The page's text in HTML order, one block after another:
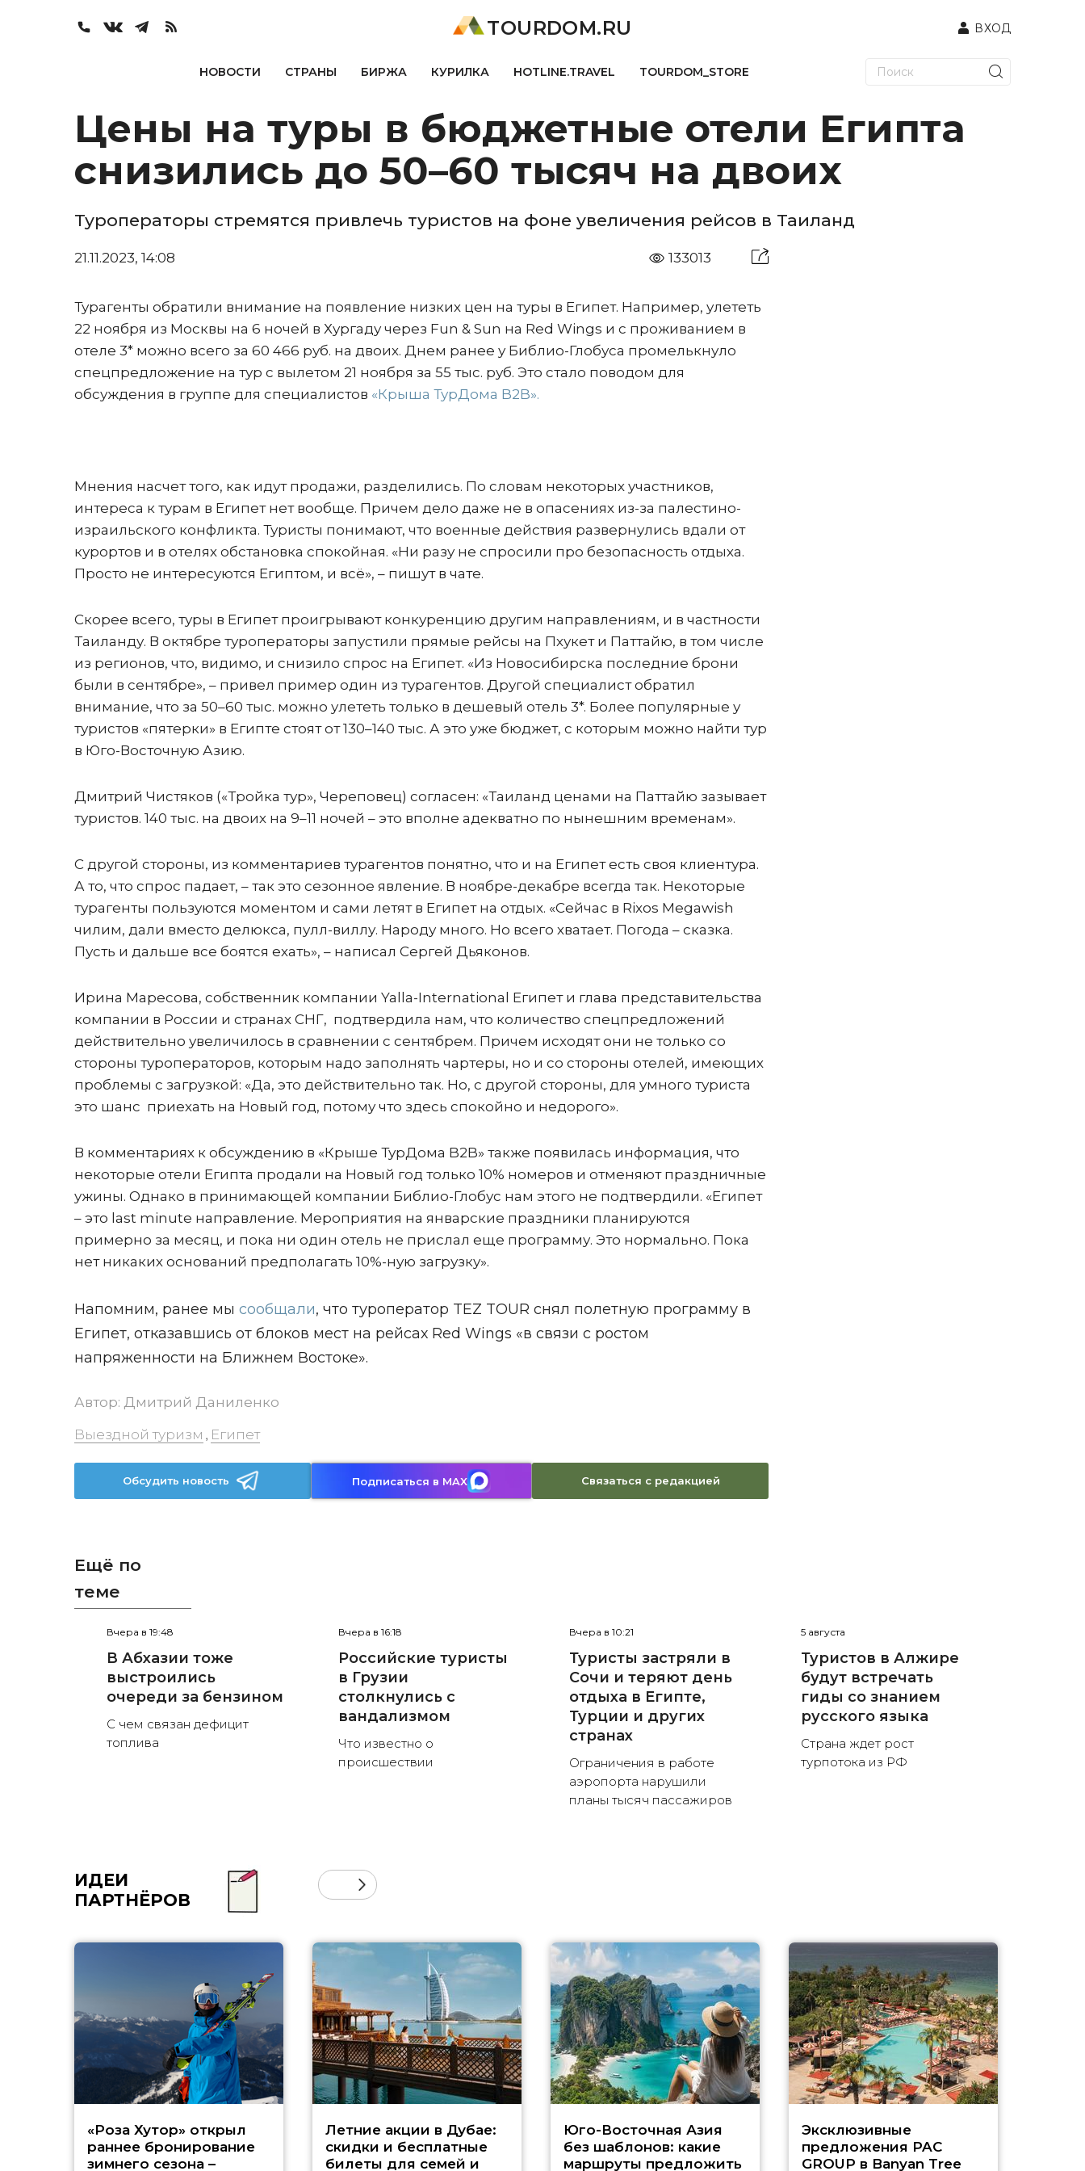
TOURDOM.RU ВХОД
НОВОСТИ СТРАНЫ БИРЖА КУРИЛКА HOTLINE.TRAVEL TOURDOM_STORE
Цены на туры в бюджетные отели Египта
снизились до 50–60 тысяч на двоих
Туроператоры стремятся привлечь туристов на фоне увеличения рейсов в Таиланд
21.11.2023, 14:08 133013
Турагенты обратили внимание на появление низких цен на туры в Египет. Например, улететь
22 ноября из Москвы на 6 ночей в Хургаду через Fun & Sun на Red Wings и с проживанием в
отеле 3* можно всего за 60 466 руб. на двоих. Днем ранее у Библио-Глобуса промелькнуло
спецпредложение на тур с вылетом 21 ноября за 55 тыс. руб. Это стало поводом для
обсуждения в группе для специалистов «Крыша ТурДома B2B».
Мнения насчет того, как идут продажи, разделились. По словам некоторых участников,
интереса к турам в Египет нет вообще. Причем дело даже не в опасениях из-за палестино-
израильского конфликта. Туристы понимают, что военные действия развернулись вдали от
курортов и в отелях обстановка спокойная. «Ни разу не спросили про безопасность отдыха.
Просто не интересуются Египтом, и всё», – пишут в чате.
Скорее всего, туры в Египет проигрывают конкуренцию другим направлениям, и в частности
Таиланду. В октябре туроператоры запустили прямые рейсы на Пхукет и Паттайю, в том числе
из регионов, что, видимо, и снизило спрос на Египет. «Из Новосибирска последние брони
были в сентябре», – привел пример один из турагентов. Другой специалист обратил
внимание, что за 50–60 тыс. можно улететь только в дешевый отель 3*. Более популярные у
туристов «пятерки» в Египте стоят от 130–140 тыс. А это уже бюджет, с которым можно найти тур
в Юго-Восточную Азию.
Дмитрий Чистяков («Тройка тур», Череповец) согласен: «Таиланд ценами на Паттайю зазывает
туристов. 140 тыс. на двоих на 9–11 ночей – это вполне адекватно по нынешним временам».
С другой стороны, из комментариев турагентов понятно, что и на Египет есть своя клиентура.
А то, что спрос падает, – так это сезонное явление. В ноябре-декабре всегда так. Некоторые
турагенты пользуются моментом и сами летят в Египет на отдых. «Сейчас в Rixos Megawish
чилим, дали вместо делюкса, пулл-виллу. Народу много. Но всего хватает. Погода – сказка.
Пусть и дальше все боятся ехать», – написал Сергей Дьяконов.
Ирина Маресова, собственник компании Yalla-International Египет и глава представительства
компании в России и странах СНГ, подтвердила нам, что количество спецпредложений
действительно увеличилось в сравнении с сентябрем. Причем исходят они не только со
стороны туроператоров, которым надо заполнять чартеры, но и со стороны отелей, имеющих
проблемы с загрузкой: «Да, это действительно так. Но, с другой стороны, для умного туриста
это шанс приехать на Новый год, потому что здесь спокойно и недорого».
В комментариях к обсуждению в «Крыше ТурДома B2B» также появилась информация, что
некоторые отели Египта продали на Новый год только 10% номеров и отменяют праздничные
ужины. Однако в принимающей компании Библио-Глобус нам этого не подтвердили. «Египет
– это last minute направление. Мероприятия на январские праздники планируются
примерно за месяц, и пока ни один отель не прислал еще программу. Это нормально. Пока
нет никаких оснований предполагать 10%-ную загрузку».
Напомним, ранее мы сообщали, что туроператор TEZ TOUR снял полетную программу в
Египет, отказавшись от блоков мест на рейсах Red Wings «в связи с ростом
напряженности на Ближнем Востоке».
Автор: Дмитрий Даниленко
Выездной туризм , Египет
Обсудить новость Подписаться в MAX Связаться с редакцией
Ещё по
теме
Вчера в 19:48
В Абхазии тоже
выстроились
очереди за бензином
С чем связан дефицит
топлива
Вчера в 16:18
Российские туристы
в Грузии
столкнулись с
вандализмом
Что известно о
происшествии
Вчера в 10:21
Туристы застряли в
Сочи и теряют день
отдыха в Египте,
Турции и других
странах
Ограничения в работе
аэропорта нарушили
планы тысяч пассажиров
5 августа
Туристов в Алжире
будут встречать
гиды со знанием
русского языка
Страна ждет рост
турпотока из РФ
ИДЕИ
ПАРТНЁРОВ
«Роза Хутор» открыл
раннее бронирование
зимнего сезона –
Летние акции в Дубае:
скидки и бесплатные
билеты для семей и
Юго-Восточная Азия
без шаблонов: какие
маршруты предложить
Эксклюзивные
предложения PAC
GROUP в Banyan Tree